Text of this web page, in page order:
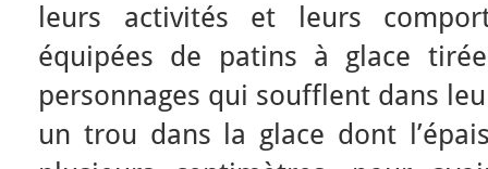
leurs activités et leurs
équipées de patins à glace
personnages qui soufflent dans
un trou dans la glace dont